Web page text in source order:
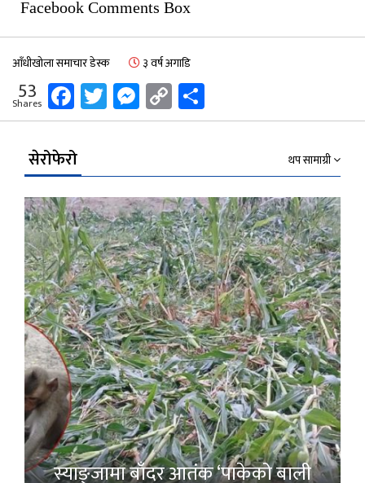
Facebook Comments Box
आँधीखोला समाचार डेस्क ३ वर्ष अगाडि
53
Shares Facebook
Twitter
Messenger
Copy
Link
सेरोफेरो थप सामाग्री
स्याङ्जामा बाँदर आतंक ‘पाकेको बाली